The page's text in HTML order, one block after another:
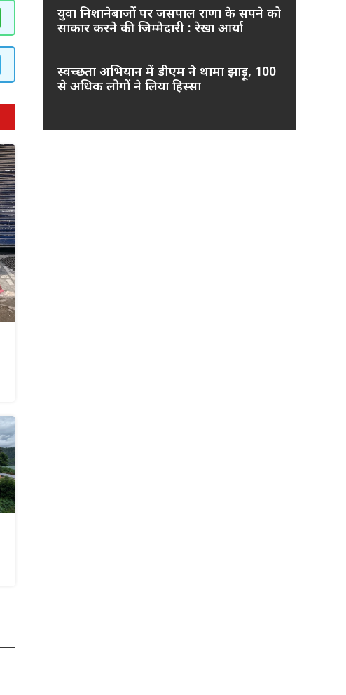
युवा निशानेबाजों पर जसपाल राणा के सपने को
साकार करने की जिम्मेदारी : रेखा आर्या
स्वच्छता अभियान में डीएम ने थामा झाड़ू, 100
से अधिक लोगों ने लिया हिस्सा